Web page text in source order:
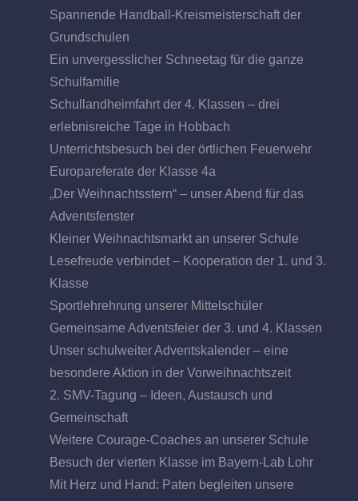
Spannende Handball-Kreismeisterschaft der
Grundschulen
Ein unvergesslicher Schneetag für die ganze
Schulfamilie
Schullandheimfahrt der 4. Klassen – drei
erlebnisreiche Tage in Hobbach
Unterrichtsbesuch bei der örtlichen Feuerwehr
Europareferate der Klasse 4a
„Der Weihnachtsstern“ – unser Abend für das
Adventsfenster
Kleiner Weihnachtsmarkt an unserer Schule
Lesefreude verbindet – Kooperation der 1. und 3.
Klasse
Sportlehrehrung unserer Mittelschüler
Gemeinsame Adventsfeier der 3. und 4. Klassen
Unser schulweiter Adventskalender – eine
besondere Aktion in der Vorweihnachtszeit
2. SMV-Tagung – Ideen, Austausch und
Gemeinschaft
Weitere Courage-Coaches an unserer Schule
Besuch der vierten Klasse im Bayern-Lab Lohr
Mit Herz und Hand: Paten begleiten unsere